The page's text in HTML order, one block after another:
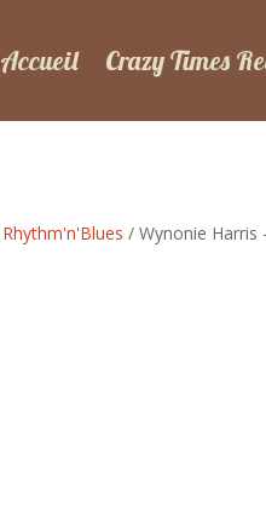
Accueil Crazy Times
Rhythm'n'Blues / Wynonie Harris